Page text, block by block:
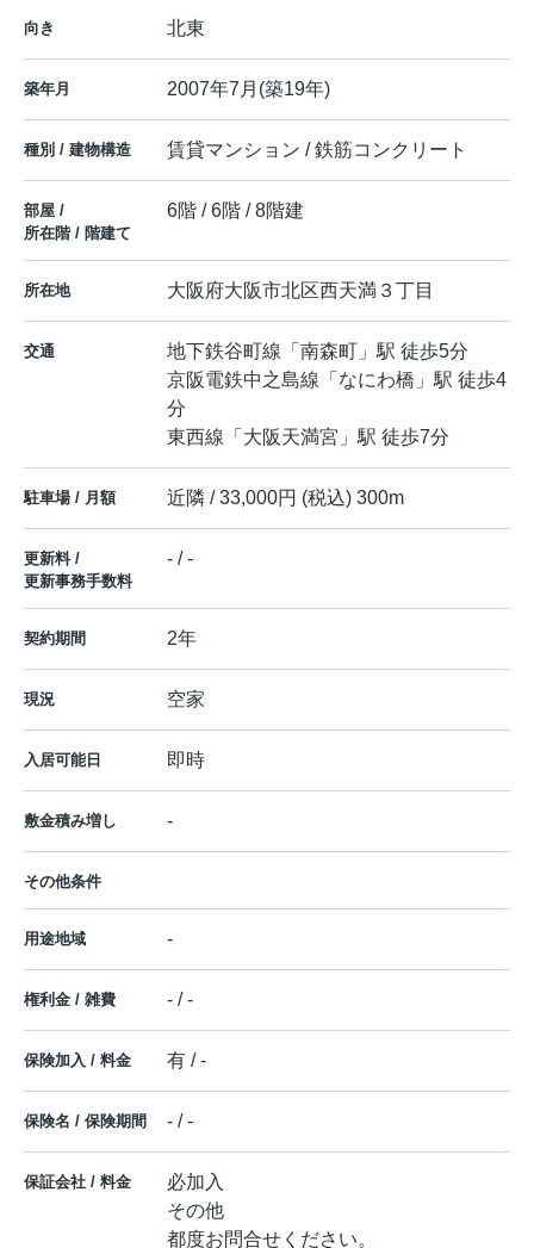
向き 北東
築年月 2007年7月(築19年)
種別 / 建物構造 賃貸マンション / 鉄筋コンクリート
部屋 /
所在階 / 階建て
6階 / 6階 / 8階建
所在地 大阪府大阪市北区西天満 ３丁目
交通 地下鉄谷町線 「 南森町 」駅 徒歩5分
京阪電鉄中之島線 「 なにわ橋 」駅 徒歩4
分
東西線 「 大阪天満宮 」駅 徒歩7分
駐車場 / 月額 近隣 / 33,000円 (税込) 300m
更新料 /
更新事務手数料
- / -
契約期間 2年
現況 空家
入居可能日 即時
敷金積み増し -
その他条件
用途地域 -
権利金 / 雑費 - / -
保険加入 / 料金 有 / -
保険名 / 保険期間 - / -
保証会社 / 料金
必加入
その他
都度お問合せください。